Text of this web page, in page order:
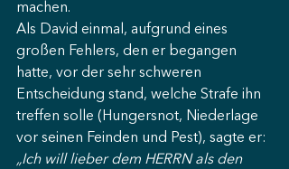
machen.
Als David einmal, aufgrund eines
großen Fehlers, den er begangen
hatte, vor der sehr schweren
Entscheidung stand, welche Strafe ihn
treffen solle (Hungersnot, Niederlage
vor seinen Feinden und Pest), sagte er:
„Ich will lieber dem HERRN als den